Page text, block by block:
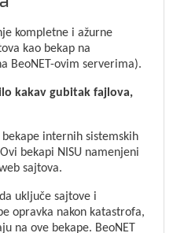
kompletne i ažurne
kao bekap na
BeoNET-ovim serverima).
kakav gubitak fajlova,
internih sistemskih
bekapi NISU namenjeni
sajtova.
uključe sajtove i
opravka nakon katastrofa,
na ove bekape. BeoNET